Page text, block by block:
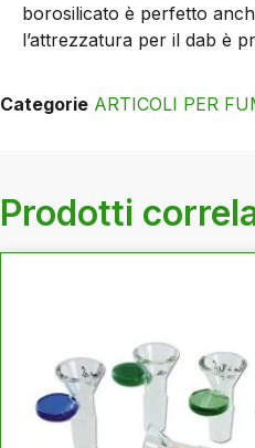
borosilicato è perfetto
l’attrezzatura per il dab è
Categorie ARTICOLI PER
Prodotti